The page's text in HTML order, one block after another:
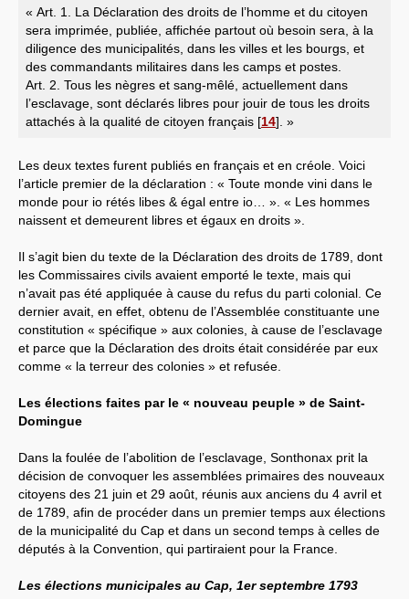
« Art. 1. La Déclaration des droits de l’homme et du citoyen
sera imprimée, publiée, affichée partout où besoin sera, à la
diligence des municipalités, dans les villes et les bourgs, et
des commandants militaires dans les camps et postes.
Art. 2. Tous les nègres et sang-mêlé, actuellement dans
l’esclavage, sont déclarés libres pour jouir de tous les droits
attachés à la qualité de citoyen français [14] . »
Les deux textes furent publiés en français et en créole. Voici
l’article premier de la déclaration : « Toute monde vini dans le
monde pour io rétés libes & égal entre io… ». « Les hommes
naissent et demeurent libres et égaux en droits ».
Il s’agit bien du texte de la Déclaration des droits de 1789, dont
les Commissaires civils avaient emporté le texte, mais qui
n’avait pas été appliquée à cause du refus du parti colonial. Ce
dernier avait, en effet, obtenu de l’Assemblée constituante une
constitution « spécifique » aux colonies, à cause de l’esclavage
et parce que la Déclaration des droits était considérée par eux
comme « la terreur des colonies » et refusée.
Les élections faites par le « nouveau peuple » de Saint-
Domingue
Dans la foulée de l’abolition de l’esclavage, Sonthonax prit la
décision de convoquer les assemblées primaires des nouveaux
citoyens des 21 juin et 29 août, réunis aux anciens du 4 avril et
de 1789, afin de procéder dans un premier temps aux élections
de la municipalité du Cap et dans un second temps à celles de
députés à la Convention, qui partiraient pour la France.
Les élections municipales au Cap, 1er septembre 1793